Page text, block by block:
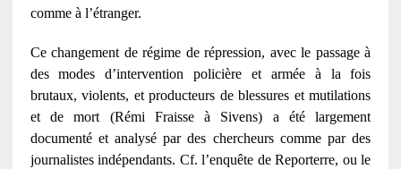
comme à l’étranger.
Ce changement de régime de répression, avec le passage à
des modes d’intervention policière et armée à la fois
brutaux, violents, et producteurs de blessures et mutilations
et de mort (Rémi Fraisse à Sivens) a été largement
documenté et analysé par des chercheurs comme par des
journalistes indépendants. Cf. l’enquête de Reporterre, ou le